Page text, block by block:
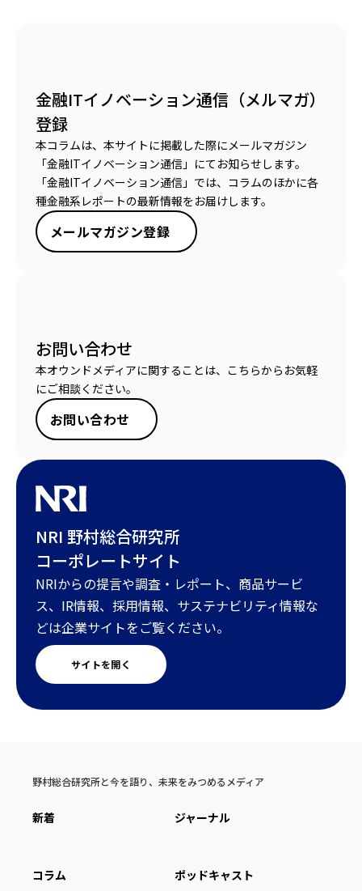
金融ITイノベーション通信（メルマガ）
登録
本コラムは、本サイトに掲載した際にメールマガジン
「金融ITイノベーション通信」にてお知らせします。
「金融ITイノベーション通信」では、コラムのほかに各
種金融系レポートの最新情報をお届けします。
メールマガジン登録
お問い合わせ
本オウンドメディアに関することは、こちらからお気軽
にご相談ください。
お問い合わせ
NRI 野村総合研究所
コーポレートサイト
NRIからの提言や調査・レポート、商品サービ
ス、IR情報、採用情報、サステナビリティ情報な
どは企業サイトをご覧ください。
サイトを開く
野村総合研究所と今を語り、未来をみつめるメディア
新着 ジャーナル
コラム ポッドキャスト